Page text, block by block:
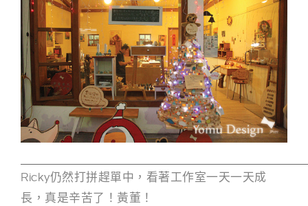
Ricky仍然打拼趕單中，看著工作室一天一天成
長，真是辛苦了！黃董！